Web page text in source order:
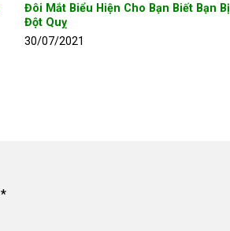
Đôi Mắt Biểu Hiện Cho Bạn Biết Bạn Bị
Đột Quỵ
30/07/2021
*